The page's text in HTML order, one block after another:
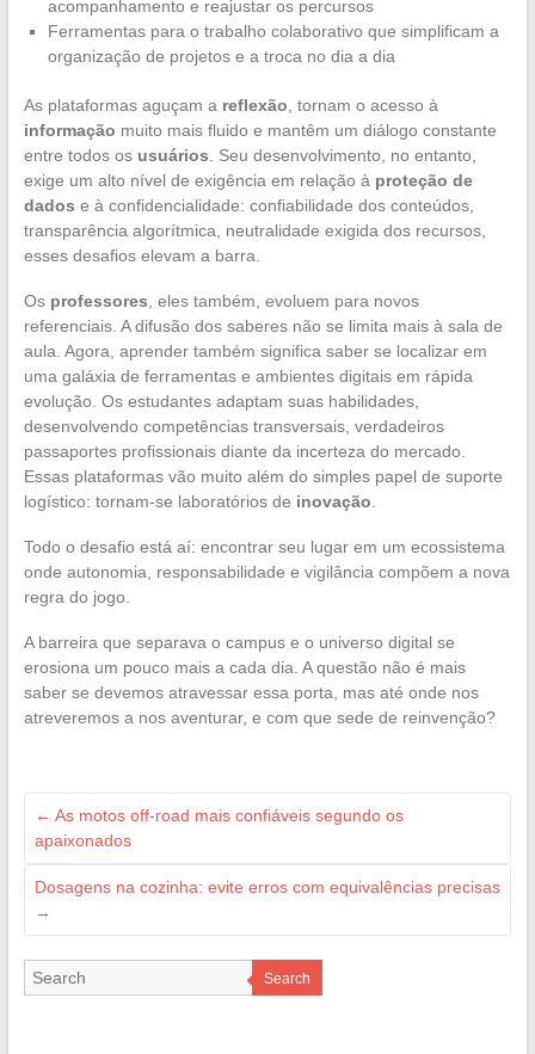
acompanhamento e reajustar os percursos
Ferramentas para o trabalho colaborativo que simplificam a
organização de projetos e a troca no dia a dia
As plataformas aguçam a reflexão , tornam o acesso à
informação muito mais fluido e mantêm um diálogo constante
entre todos os usuários . Seu desenvolvimento, no entanto,
exige um alto nível de exigência em relação à proteção de
dados e à confidencialidade: confiabilidade dos conteúdos,
transparência algorítmica, neutralidade exigida dos recursos,
esses desafios elevam a barra.
Os professores , eles também, evoluem para novos
referenciais. A difusão dos saberes não se limita mais à sala de
aula. Agora, aprender também significa saber se localizar em
uma galáxia de ferramentas e ambientes digitais em rápida
evolução. Os estudantes adaptam suas habilidades,
desenvolvendo competências transversais, verdadeiros
passaportes profissionais diante da incerteza do mercado.
Essas plataformas vão muito além do simples papel de suporte
logístico: tornam-se laboratórios de inovação
Todo o desafio está aí: encontrar seu lugar em um ecossistema
onde autonomia, responsabilidade e vigilância compõem a nova
regra do jogo.
A barreira que separava o campus e o universo digital se
erosiona um pouco mais a cada dia. A questão não é mais
saber se devemos atravessar essa porta, mas até onde nos
atreveremos a nos aventurar, e com que sede de reinvenção?
← As motos off-road mais confiáveis segundo os
apaixonados
Dosagens na cozinha: evite erros com equivalências precisas
→
Search